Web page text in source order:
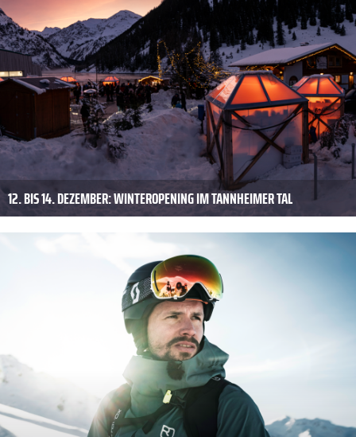
12. BIS 14. DEZEMBER: WINTEROPENING IM TANNHEIMER TAL